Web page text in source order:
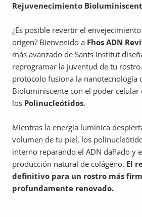
Rejuvenecimiento
¿Es posible revertir el
origen? Bienvenido a Fhos ADN
más avanzado de Sants Institut
reprogramar la juventud de tu
protocolo fusiona la nanotecnología
Bioluminiscente con el poder celular
los Polinucleótidos.
Mientras la energía lumínica
volumen de tu piel, los
interno reparando el ADN dañado y
producción natural de colágeno. El
definitivo para un rostro más
profundamente renovado.